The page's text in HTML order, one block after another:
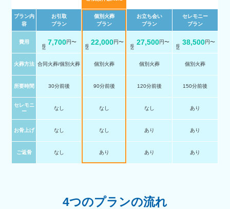
プラン内
容
お引取
プラン
個別火葬
プラン
お立ち会い
プラン
セレモニー
プラン
費用 7,700円〜 22,000円〜 27,500円〜 38,500円〜
火葬方法 合同火葬/個別火葬 個別火葬 個別火葬 個別火葬
所要時間 30分前後 90分前後 120分前後 150分前後
セレモニ
ー
なし なし なし あり
お骨上げ なし なし あり あり
ご返骨 なし あり あり あり
4つのプランの流れ